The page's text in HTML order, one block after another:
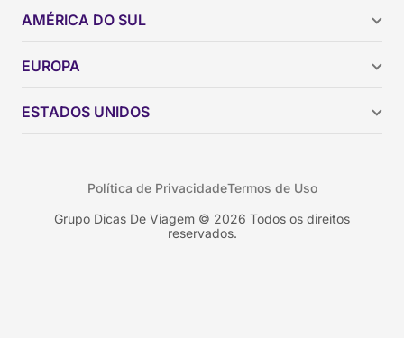
AMÉRICA DO SUL
Brasil
Colômbia
EUROPA
ESTADOS UNIDOS
Nova York
Grupo Dicas De Viagem © 2026 Todos os direitos
reservados.
Política de PrivacidadeTermos de Uso